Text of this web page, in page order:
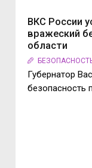
ВКС России
вражеский
области
Губернатор
безопасность